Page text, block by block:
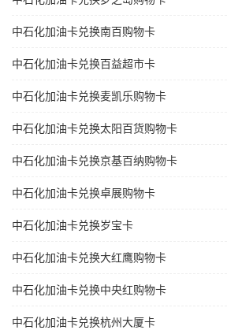
中石化加油卡兑换南百购物卡
中石化加油卡兑换百益超市卡
中石化加油卡兑换麦凯乐购物卡
中石化加油卡兑换太阳百货购物卡
中石化加油卡兑换京基百纳购物卡
中石化加油卡兑换卓展购物卡
中石化加油卡兑换岁宝卡
中石化加油卡兑换大红鹰购物卡
中石化加油卡兑换中央红购物卡
中石化加油卡兑换杭州大厦卡